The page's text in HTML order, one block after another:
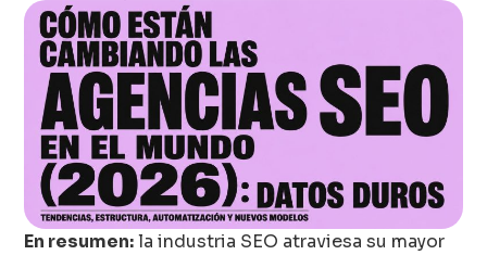
En resumen:la industria SEO atraviesa su mayor